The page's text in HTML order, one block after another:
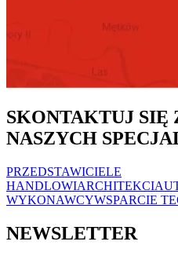
SKONTAKTUJ SIĘ
NASZYCH
PRZEDSTAWICIELE
HANDLOWIARCHITEKCI
WYKONAWCYWSPARCIE
NEWSLETTER